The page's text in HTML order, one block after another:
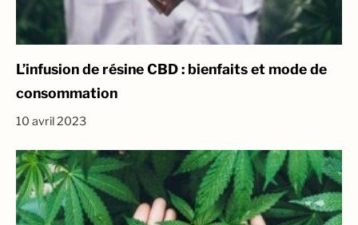
L’infusion de résine CBD : bienfaits et mode de
consommation
10 avril 2023